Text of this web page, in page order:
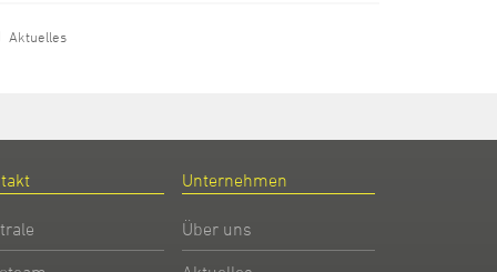
Aktuelles
Unternehmen
Über uns